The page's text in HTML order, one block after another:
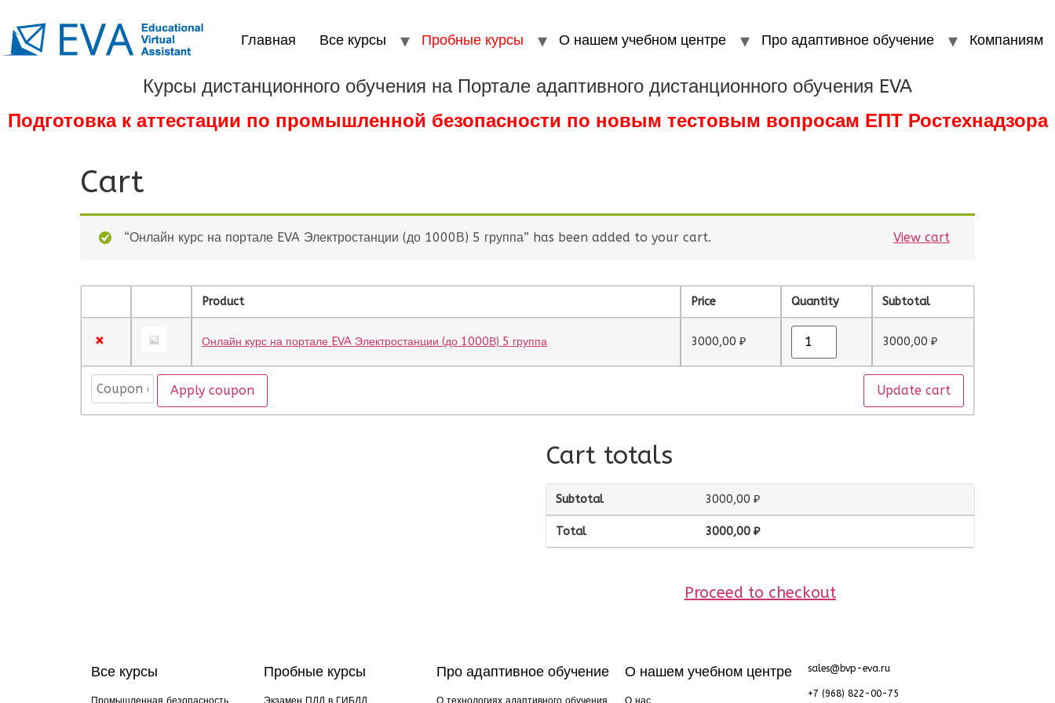
Главная Все курсы Пробные курсы О нашем учебном центре Про адаптивное обучение Компаниям
Курсы дистанционного обучения на Портале адаптивного дистанционного обучения EVA
Подготовка к аттестации по промышленной безопасности по новым тестовым вопросам ЕПТ Ростехнадзора
Cart
View cart
“Онлайн курс на портале EVA Электростанции (до 1000В) 5 группа” has been added to your cart.
Product Price Quantity Subtotal
× Онлайн курс на портале EVA Электростанции (до 1000В) 5 группа 3000,00 ₽ 3000,00 ₽
Apply coupon Update cart
Cart totals
Subtotal 3000,00 ₽
Total 3000,00 ₽
Proceed to checkout
Все курсы
Промышленная безопасность
Пробные курсы
Экзамен ПДД в ГИБДД
Про адаптивное обучение
О технологиях адаптивного обучения
О нашем учебном центре
О нас
sales@bvp-eva.ru
+7 (968) 822-00-75